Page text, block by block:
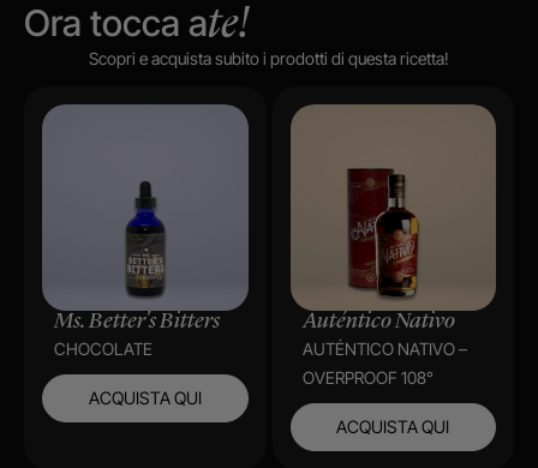
Ora tocca ate!
Scopri e acquista subito i prodotti di questa ricetta!
Ms. Better's Bitters
CHOCOLATE
ACQUISTA QUI
Auténtico Nativo
AUTÉNTICO NATIVO –
OVERPROOF 108°
ACQUISTA QUI